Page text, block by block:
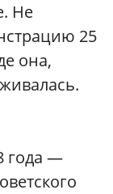
Не
25
она,
года —